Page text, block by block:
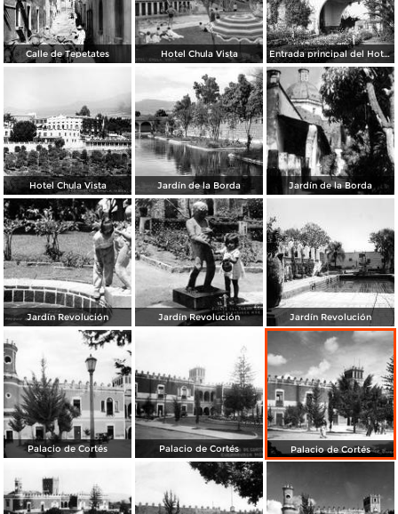
Calle de Tepetates Hotel Chula Vista Entrada principal del Hotel Chula Vista
Hotel Chula Vista Jardín de la Borda Jardín de la Borda
Jardín Revolución Jardín Revolución Jardín Revolución
Palacio de Cortés Palacio de Cortés Palacio de Cortés